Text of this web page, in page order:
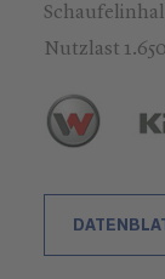
Nutzlast